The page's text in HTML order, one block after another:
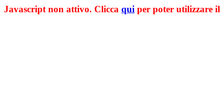
Javascript non attivo. Clicca qui per poter utilizzare